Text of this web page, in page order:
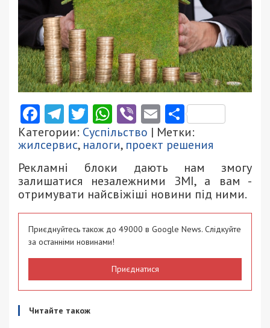
Facebook
Telegram
Twitter
WhatsApp
ViberEmail
Категории: Суспільство | Метки:
жилсервис, налоги, проект решения
Рекламні блоки дають нам змогу
залишатися незалежними ЗМІ, а вам -
отримувати найсвіжіші новини під ними.
Приєднуйтесь також до 49000 в Google News. Слідкуйте
за останніми новинами!
Приєднатися
Читайте також